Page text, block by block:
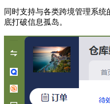
同时支持与各类跨境管理系
底打破信息孤岛。